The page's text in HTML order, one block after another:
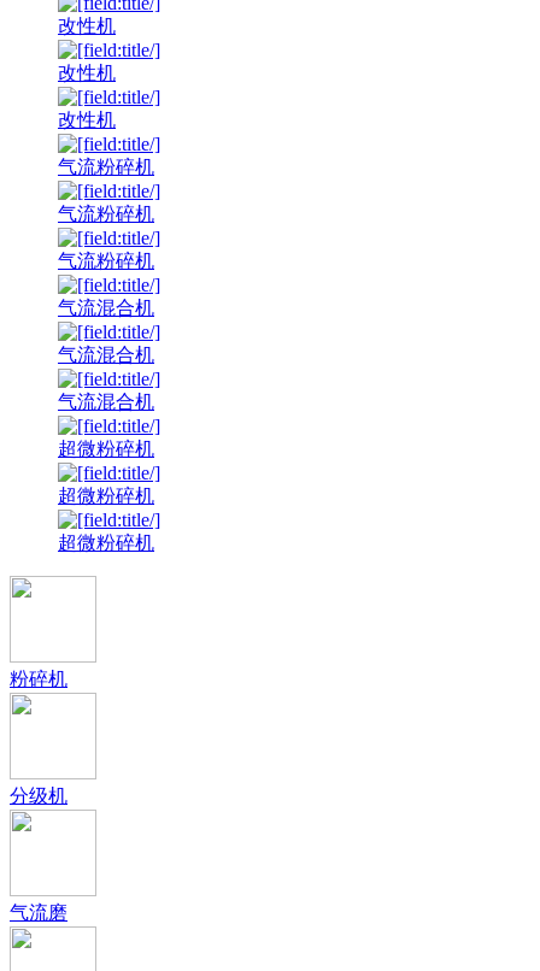
改性机
改性机
改性机
气流粉碎机
气流粉碎机
气流粉碎机
气流混合机
气流混合机
气流混合机
超微粉碎机
超微粉碎机
超微粉碎机
粉碎机
分级机
气流磨